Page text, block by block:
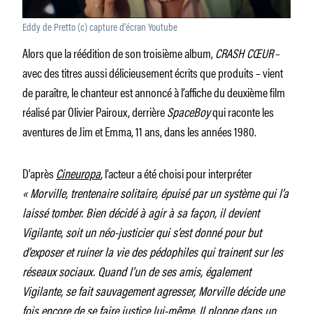
Eddy de Pretto (c) capture d'écran Youtube
Alors que la réédition de son troisième album,CRASH CŒUR–
avec des titres aussi délicieusement écrits que produits – vient
de paraître, le chanteur est annoncé à l’affiche du deuxième film
réalisé par Olivier Pairoux, derrièreSpaceBoyqui raconte les
aventures de Jim et Emma, 11 ans, dans les années 1980.
D’aprèsCineuropa, l’acteur a été choisi pour interpréter
« Morville, trentenaire solitaire, épuisé par un système qui l’a
laissé tomber. Bien décidé à agir à sa façon, il devient
Vigilante, soit un néo-justicier qui s’est donné pour but
d’exposer et ruiner la vie des pédophiles qui trainent sur les
réseaux sociaux. Quand l’un de ses amis, également
Vigilante, se fait sauvagement agresser, Morville décide une
fois encore de se faire justice lui-même. Il plonge dans un